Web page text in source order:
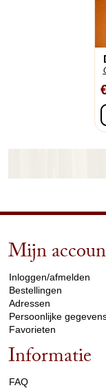
Mijn
Inloggen/afmelden
Bestellingen
Adressen
Persoonlijke
Favorieten
Informatie
FAQ